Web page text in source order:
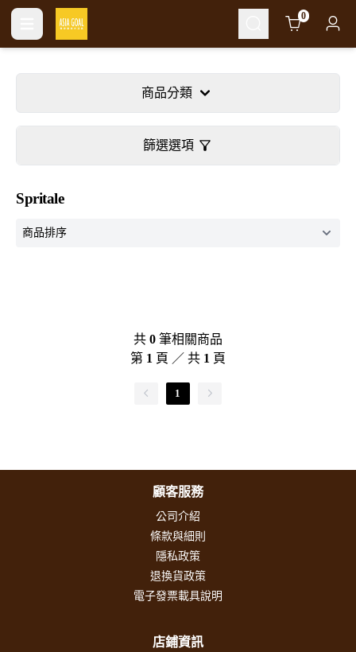
Cart 0
商品分類
篩選選項
Spritale
共 0筆相關商品
第 1 頁 ／ 共 1 頁
1
顧客服務
公司介紹
條款與細則
隱私政策
退換貨政策
電子發票載具說明
店鋪資訊